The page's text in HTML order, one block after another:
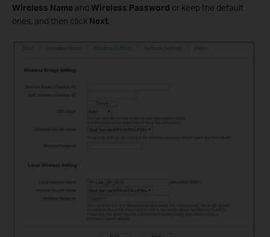
Wireless Name and Wireless Password or keep the default
ones, and then click Next.